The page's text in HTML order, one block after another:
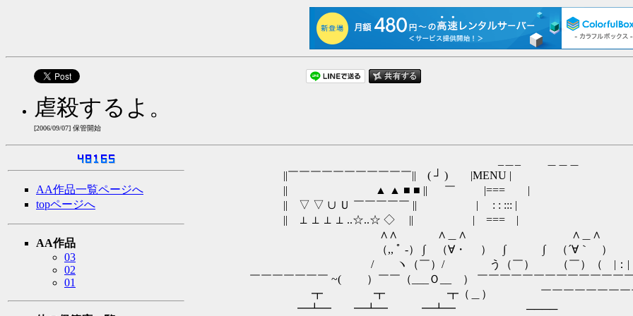
虐殺するよ。
[2006/09/07] 保管開始
AA作品一覧ページへ
topページへ
AA作品
03
02
01
||￣￣￣￣￣￣￣￣￣￣￣|| ( ┘ ) |MENU |
|| ▲ ▲ ■ ■ || ￣ |=== |
|| ▽ ▽ ∪ Ｕ ￣￣￣￣￣ || | : : ::: |
|| ⊥ ⊥ ⊥ ⊥ ..☆..☆ ◇ || | === |
∧∧ ∧＿∧ ∧＿∧
（,, ﾟ -） ∫ （∀・ ） ∫ ∫ （´∀｀ ）
/ ヽ（￣）/ う（￣） （￣）（ |：|
￣￣￣￣￣￣￣ ~( ）￣￣（___Ｏ__ ） ￣￣￣￣￣￣￣￣￣￣￣￣￣￣
┳ ┳ ┳（＿） ￣￣￣￣￣￣￣￣￣￣￣
━┻━ ━┻━ ━┻━ ────